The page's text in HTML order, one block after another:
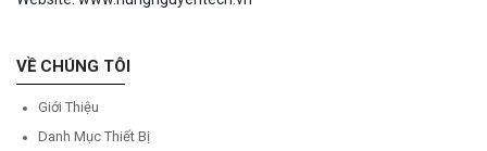
VỀ CHÚNG TÔI
Giới Thiệu
Danh Mục Thiết Bị